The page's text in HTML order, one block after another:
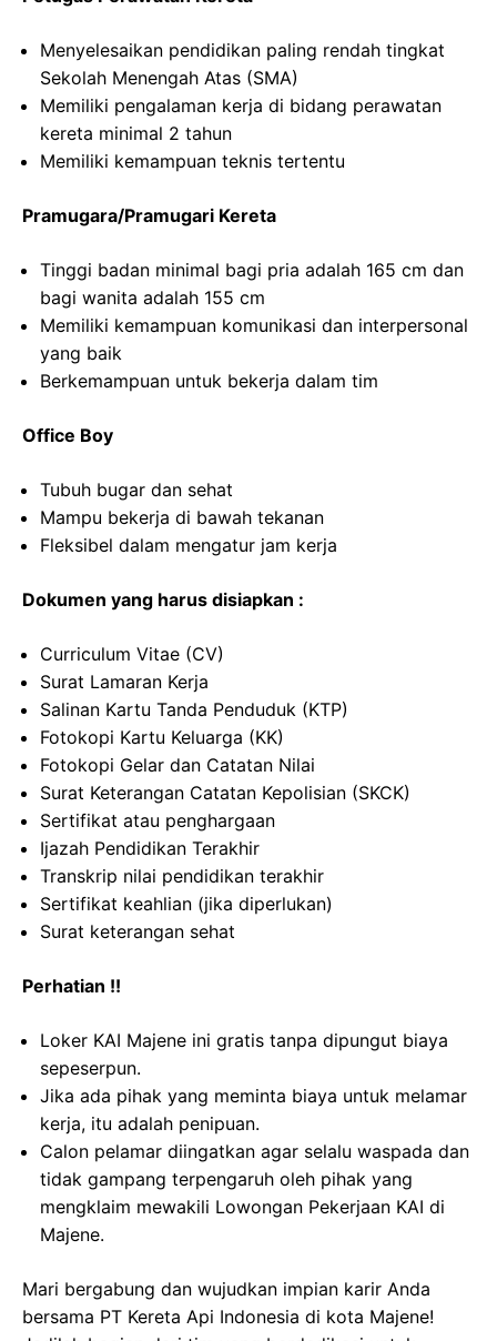
Menyelesaikan pendidikan paling rendah tingkat
Sekolah Menengah Atas (SMA)
Memiliki pengalaman kerja di bidang perawatan
kereta minimal 2 tahun
Memiliki kemampuan teknis tertentu
Pramugara/Pramugari Kereta
Tinggi badan minimal bagi pria adalah 165 cm dan
bagi wanita adalah 155 cm
Memiliki kemampuan komunikasi dan interpersonal
yang baik
Berkemampuan untuk bekerja dalam tim
Office Boy
Tubuh bugar dan sehat
Mampu bekerja di bawah tekanan
Fleksibel dalam mengatur jam kerja
Dokumen yang harus disiapkan :
Curriculum Vitae (CV)
Surat Lamaran Kerja
Salinan Kartu Tanda Penduduk (KTP)
Fotokopi Kartu Keluarga (KK)
Fotokopi Gelar dan Catatan Nilai
Surat Keterangan Catatan Kepolisian (SKCK)
Sertifikat atau penghargaan
Ijazah Pendidikan Terakhir
Transkrip nilai pendidikan terakhir
Sertifikat keahlian (jika diperlukan)
Surat keterangan sehat
Perhatian !!
Loker KAI Majene ini gratis tanpa dipungut biaya
sepeserpun.
Jika ada pihak yang meminta biaya untuk melamar
kerja, itu adalah penipuan.
Calon pelamar diingatkan agar selalu waspada dan
tidak gampang terpengaruh oleh pihak yang
mengklaim mewakili Lowongan Pekerjaan KAI di
Majene.
Mari bergabung dan wujudkan impian karir Anda
bersama PT Kereta Api Indonesia di kota Majene!